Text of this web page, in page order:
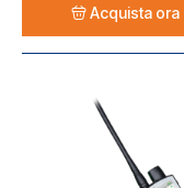
Acquista ora